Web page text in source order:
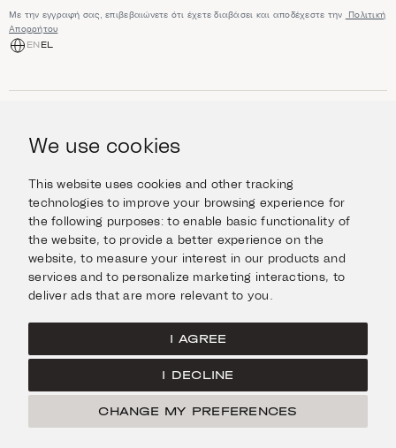
We use cookies
This website uses cookies and other tracking
technologies to improve your browsing experience for
the following purposes:to enable basic functionality of
the website,to provide a better experience on the
website,to measure your interest in our products and
services and to personalize marketing interactions, to
deliver ads that are more relevant to you
I AGREE
I DECLINE
CHANGE MY PREFERENCES
Με την εγγραφή σας, επιβεβαιώνετε ότι έχετε διαβάσει και αποδέχεστε την
Πολιτική
Απορρήτου
EN EL
Κοσμήματα
Ρολόγια
Ταξιδέψτε με Στυλ
ΠΛΗΡΟΦΟΡΊΕΣ
Βοήθεια και Ερωτήσεις
Αποστολές και επιστροφές
Επικοινωνήστε μαζί μας
ΣΧΕΤΙΚΆ ΜΕ ΕΜΆΣ
Η οικογένεια Ιμάνογλου
Τα καταστήματά μας
Facebook
Instagram
ΝΟΜΙΚΆ
Όροι χρήσης
Πολιτική Cookies